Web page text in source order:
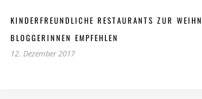
KINDERFREUNDLICHE RESTAURANTS ZUR
BLOGGERINNEN EMPFEHLEN
12. Dezember 2017